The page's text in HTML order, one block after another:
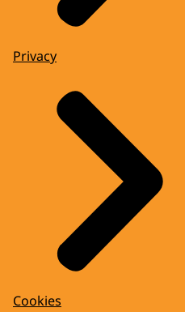
Privacy
Cookies